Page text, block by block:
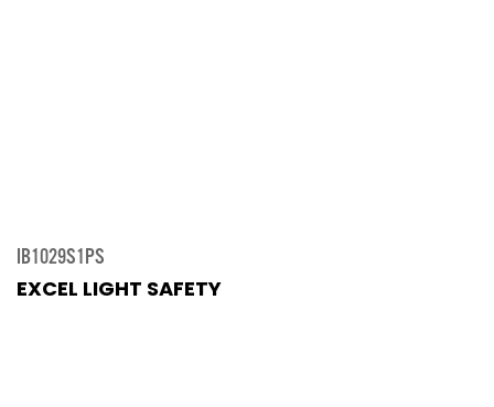
IB1029S1PS
EXCEL LIGHT SAFETY